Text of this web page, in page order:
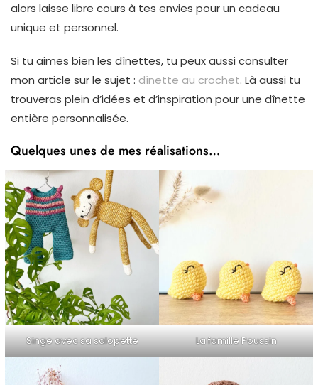
alors laisse libre cours à tes envies pour un cadeau
unique et personnel.
Si tu aimes bien les dînettes, tu peux aussi consulter
mon article sur le sujet : dînette au crochet. Là aussi tu
trouveras plein d’idées et d’inspiration pour une dînette
entière personnalisée.
Quelques unes de mes réalisations…
Singe avec sa salopette La famille Poussin